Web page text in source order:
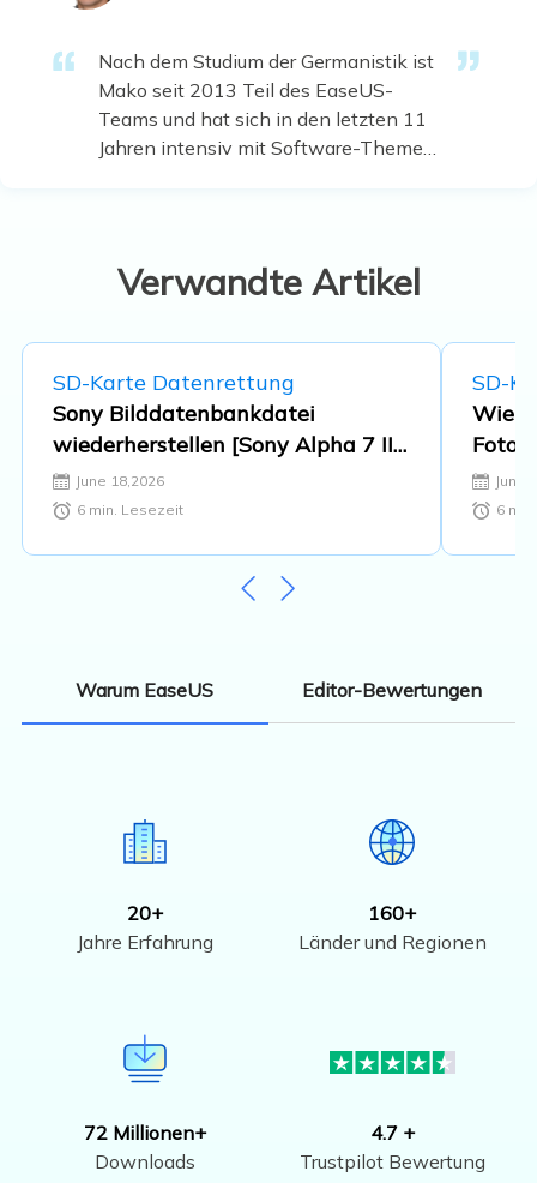
Nach dem Studium der Germanistik ist
Mako seit 2013 Teil des EaseUS-
Teams und hat sich in den letzten 11
Jahren intensiv mit Software-Themen
Multimedia-Software. …
Verwandte Artikel
SD-Karte Datenrettung
Sony Bilddatenbankdatei
wiederherstellen [Sony Alpha 7 III,
Alpha 7 IV...]
June 18,2026
6min. Lesezeit
SD-
Wie
Fotos
June
6
Warum EaseUS Editor-Bewertungen
20+
Jahre Erfahrung
160+
Länder und Regionen
72 Millionen+
Downloads
4.7 +
Trustpilot Bewertung